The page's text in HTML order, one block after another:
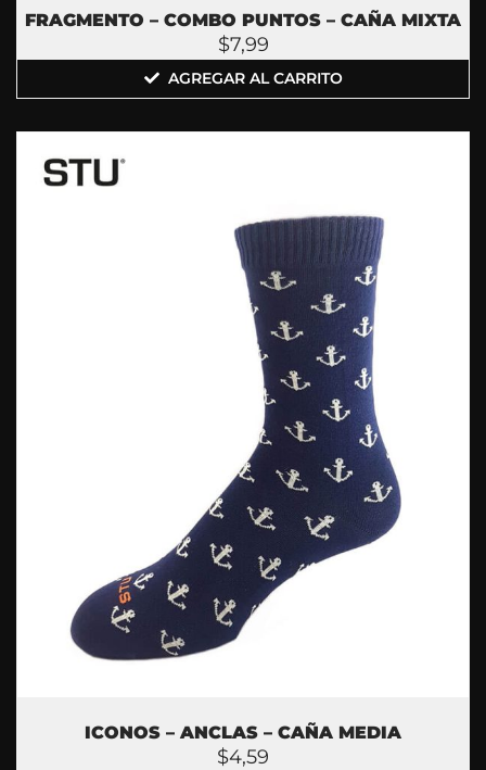
FRAGMENTO – COMBO PUNTOS – CAÑA MIXTA
$7,99
AGREGAR AL CARRITO
ICONOS – ANCLAS – CAÑA MEDIA
$4,59